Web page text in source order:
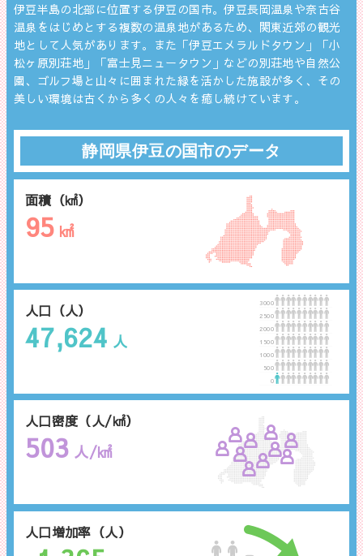
伊豆半島の北部に位置する伊豆の国市。伊豆長岡温泉や奈古谷
温泉をはじめとする複数の温泉地があるため、関東近郊の観光
地として人気があります。また「伊豆エメラルドタウン」「小
松ヶ原別荘地」「富士見ニュータウン」などの別荘地や自然公
園、ゴルフ場と山々に囲まれた緑を活かした施設が多く、その
美しい環境は古くから多くの人々を癒し続けています。
面積（㎢）
95 ㎢
人口密度（人/㎢）
503 人/㎢
静岡県伊豆の国市のデータ
人口（人）
47,624 人
3000
2500
2000
1500
1000
500
0
人口増加率（人）